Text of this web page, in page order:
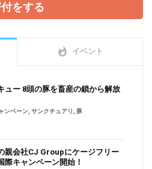
をする
whatshot イベント
ュー 8頭の豚を畜産の鎖から解放
ンペーン, サンクチュアリ, 豚
親会社CJ Groupにケージフリー
際キャンペーン開始！